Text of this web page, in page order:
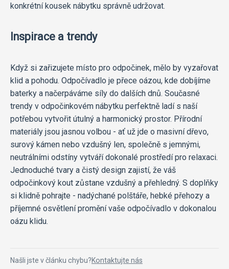
konkrétní kousek nábytku správně udržovat.
Inspirace a trendy
Když si zařizujete místo pro odpočinek, mělo by vyzařovat
klid a pohodu. Odpočívadlo je přece oázou, kde dobíjíme
baterky a načerpáváme síly do dalších dnů. Současné
trendy v odpočinkovém nábytku perfektně ladí s naší
potřebou vytvořit útulný a harmonický prostor. Přírodní
materiály jsou jasnou volbou - ať už jde o masivní dřevo,
surový kámen nebo vzdušný len, společně s jemnými,
neutrálními odstíny vytváří dokonalé prostředí pro relaxaci.
Jednoduché tvary a čistý design zajistí, že váš
odpočinkový kout zůstane vzdušný a přehledný. S doplňky
si klidně pohrajte - nadýchané polštáře, hebké přehozy a
příjemné osvětlení promění vaše odpočívadlo v dokonalou
oázu klidu.
Našli jste v článku chybu?Kontaktujte nás